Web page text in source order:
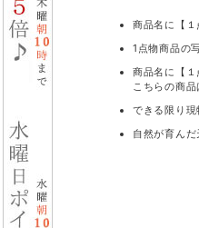
商品名に【１
1点物商品の
商品名に【１
こちらの商
できる限り
自然が育ん